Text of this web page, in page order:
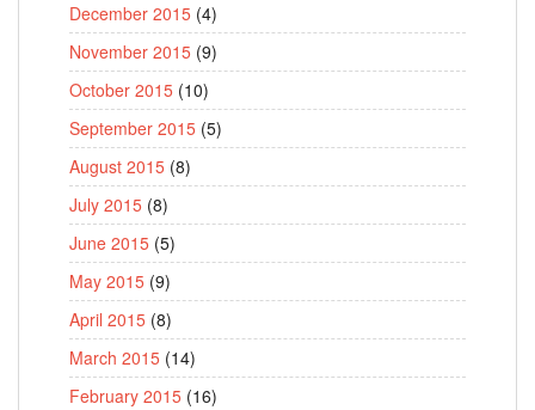
December 2015 (4)
November 2015 (9)
October 2015 (10)
September 2015 (5)
August 2015 (8)
July 2015 (8)
June 2015 (5)
May 2015 (9)
April 2015 (8)
March 2015 (14)
February 2015 (16)